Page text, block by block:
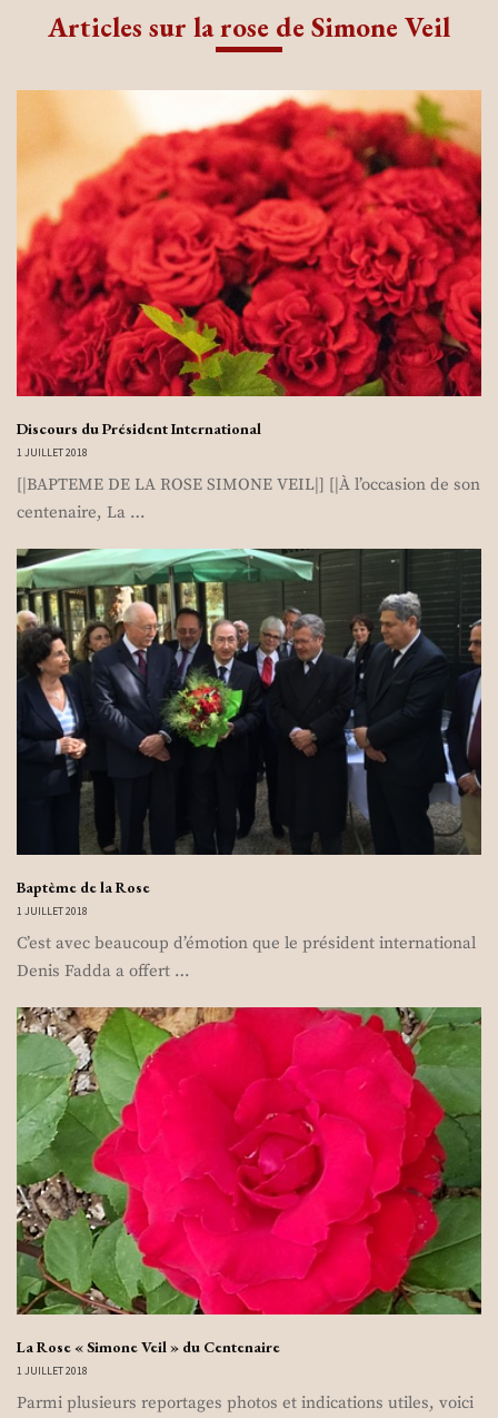
Articles sur la rose de Simone Veil
Discours du Président International
1 JUILLET 2018
[|BAPTEME DE LA ROSE SIMONE VEIL|] [|À l’occasion de son
centenaire, La …
Baptème de la Rose
1 JUILLET 2018
C’est avec beaucoup d’émotion que le président international
Denis Fadda a offert …
La Rose « Simone Veil » du Centenaire
1 JUILLET 2018
Parmi plusieurs reportages photos et indications utiles, voici